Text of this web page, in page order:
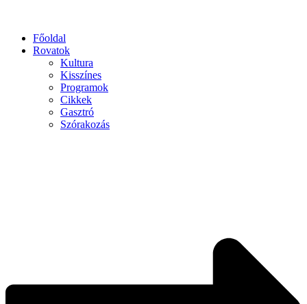
Főoldal
Rovatok
Kultura
Kisszínes
Programok
Cikkek
Gasztró
Szórakozás